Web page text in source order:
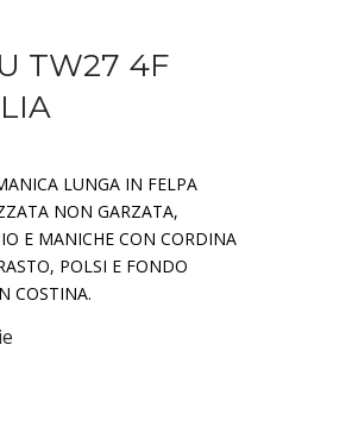
TW27 4F
LUNGA IN FELPA
NON GARZATA,
E MANICHE CON CORDINA
POLSI E FONDO
COSTINA.